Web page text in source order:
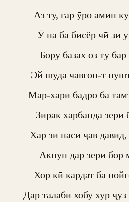
Аз ту, гар ӯро амин
Ӯ на ба бисёр чӣ зи
Бору базах оз ту бар
Эй шуда чавгон-т
Мар-хари бадро ба
Зирак харбанда зери
Хар зи паси ҷав
Акнун дар зери бор
Хор кӣ кардат ба
Дар талаби хобу хур